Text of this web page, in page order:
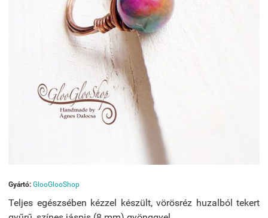
Gyártó: GlooGlooShop
Teljes egészsében kézzel készült, vörösréz huzalból tekert